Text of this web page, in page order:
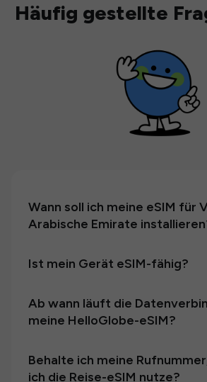
Häufig gestellte
Wann soll ich meine eSIM für
Arabische Emirate
Ist mein Gerät eSIM-fähig?
Ab wann läuft die
meine HelloGlobe-eSIM?
Behalte ich meine
ich die Reise-eSIM nutze?